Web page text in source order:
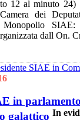
12 al minuto 24)
dei
Monopolio
dall On.
in
galattico In